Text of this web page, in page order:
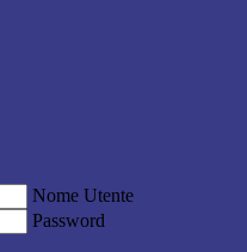
Nome Utente
Password